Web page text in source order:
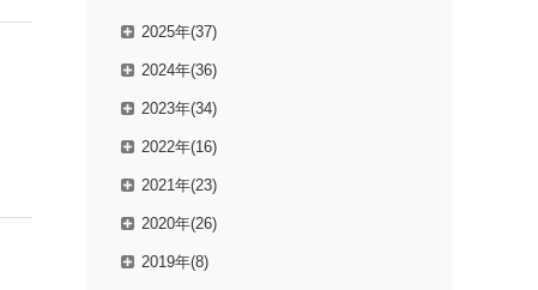
2025年(37)
2024年(36)
2023年(34)
2022年(16)
2021年(23)
2020年(26)
2019年(8)